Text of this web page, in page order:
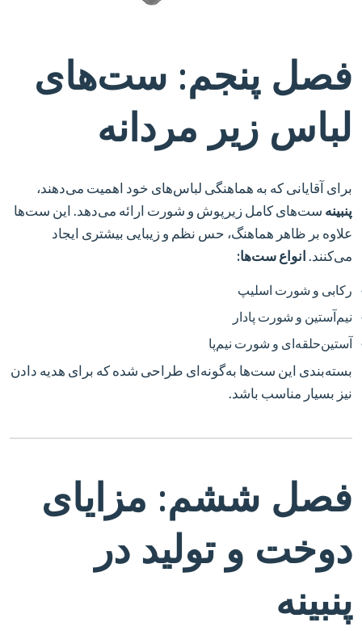
فصل پنجم: ست‌های
لباس زیر مردانه
برای آقایانی که به هماهنگی لباس‌های خود اهمیت می‌دهند،
پنبینه ست‌های کامل زیرپوش و شورت ارائه می‌دهد. این ست‌ها
علاوه بر ظاهر هماهنگ، حس نظم و زیبایی بیشتری ایجاد
می‌کنند.انواع ست‌ها:
رکابی و شورت اسلیپ
نیم‌آستین و شورت پادار
آستین‌حلقه‌ای و شورت نیم‌پا
بسته‌بندی این ست‌ها به‌گونه‌ای طراحی شده که برای هدیه دادن
نیز بسیار مناسب باشد.
فصل ششم: مزایای
دوخت و تولید در
پنبینه